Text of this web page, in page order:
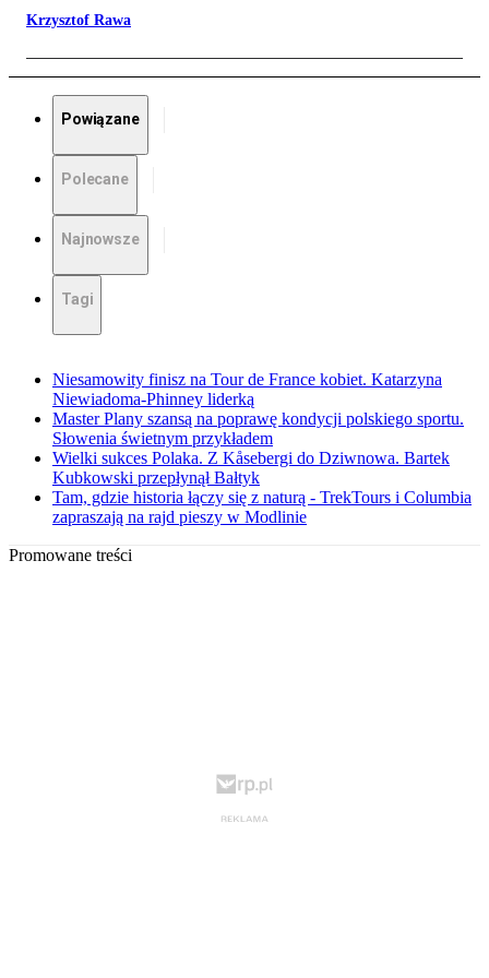
Krzysztof Rawa
Powiązane
Polecane
Najnowsze
Tagi
Niesamowity finisz na Tour de France kobiet. Katarzyna
Niewiadoma-Phinney liderką
Master Plany szansą na poprawę kondycji polskiego sportu.
Słowenia świetnym przykładem
Wielki sukces Polaka. Z Kåsebergi do Dziwnowa. Bartek
Kubkowski przepłynął Bałtyk
Tam, gdzie historia łączy się z naturą - TrekTours i Columbia
zapraszają na rajd pieszy w Modlinie
Promowane treści